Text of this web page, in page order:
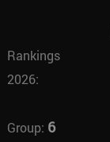
Rankings
2026:
Group: 6